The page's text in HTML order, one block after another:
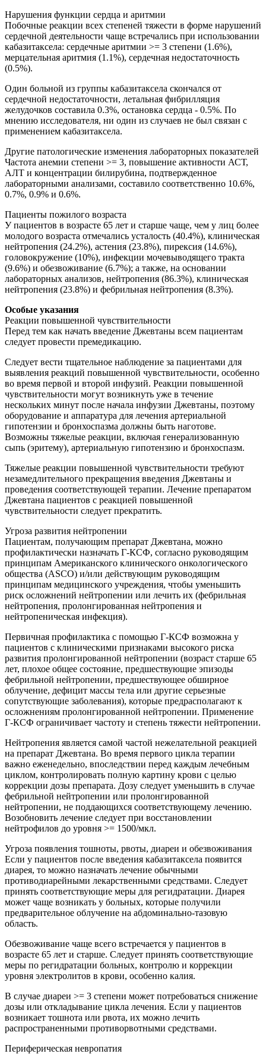
Нарушения функции сердца и аритмии
Побочные реакции всех степеней тяжести в форме нарушений
сердечной деятельности чаще встречались при использовании
кабазитаксела: сердечные аритмии >= 3 степени (1.6%),
мерцательная аритмия (1.1%), сердечная недостаточность
(0.5%).
Один больной из группы кабазитаксела скончался от
сердечной недостаточности, летальная фибрилляция
желудочков составила 0.3%, остановка сердца - 0.5%. По
мнению исследователя, ни один из случаев не был связан с
применением кабазитаксела.
Другие патологические изменения лабораторных показателей
Частота анемии степени >= 3, повышение активности АСТ,
АЛТ и концентрации билирубина, подтвержденное
лабораторными анализами, составило соответственно 10.6%,
0.7%, 0.9% и 0.6%.
Пациенты пожилого возраста
У пациентов в возрасте 65 лет и старше чаще, чем у лиц более
молодого возраста отмечались усталость (40.4%), клиническая
нейтропения (24.2%), астения (23.8%), пирексия (14.6%),
головокружение (10%), инфекции мочевыводящего тракта
(9.6%) и обезвоживание (6.7%); а также, на основании
лабораторных анализов, нейтропения (86.3%), клиническая
нейтропения (23.8%) и фебрильная нейтропения (8.3%).
Особые указания
Реакции повышенной чувствительности
Перед тем как начать введение Джевтаны всем пациентам
следует провести премедикацию.
Следует вести тщательное наблюдение за пациентами для
выявления реакций повышенной чувствительности, особенно
во время первой и второй инфузий. Реакции повышенной
чувствительности могут возникнуть уже в течение
нескольких минут после начала инфузии Джевтаны, поэтому
оборудование и аппаратура для лечения артериальной
гипотензии и бронхоспазма должны быть наготове.
Возможны тяжелые реакции, включая генерализованную
сыпь (эритему), артериальную гипотензию и бронхоспазм.
Тяжелые реакции повышенной чувствительности требуют
незамедлительного прекращения введения Джевтаны и
проведения соответствующей терапии. Лечение препаратом
Джевтана пациентов с реакцией повышенной
чувствительности следует прекратить.
Угроза развития нейтропении
Пациентам, получающим препарат Джевтана, можно
профилактически назначать Г-КСФ, согласно руководящим
принципам Американского клинического онкологического
общества (ASCO) и/или действующим руководящим
принципам медицинского учреждения, чтобы уменьшить
риск осложнений нейтропении или лечить их (фебрильная
нейтропения, пролонгированная нейтропения и
нейтропеническая инфекция).
Первичная профилактика с помощью Г-КСФ возможна у
пациентов с клиническими признаками высокого риска
развития пролонгированной нейтропении (возраст старше 65
лет, плохое общее состояние, предшествующие эпизоды
фебрильной нейтропении, предшествующее обширное
облучение, дефицит массы тела или другие серьезные
сопутствующие заболевания), которые предрасполагают к
осложнениям пролонгированной нейтропении. Применение
Г-КСФ ограничивает частоту и степень тяжести нейтропении.
Нейтропения является самой частой нежелательной реакцией
на препарат Джевтана. Во время первого цикла терапии
важно еженедельно, впоследствии перед каждым лечебным
циклом, контролировать полную картину крови с целью
коррекции дозы препарата. Дозу следует уменьшить в случае
фебрильной нейтропении или пролонгированной
нейтропении, не поддающихся соответствующему лечению.
Возобновить лечение следует при восстановлении
нейтрофилов до уровня >= 1500/мкл.
Угроза появления тошноты, рвоты, диареи и обезвоживания
Если у пациентов после введения кабазитаксела появится
диарея, то можно назначать лечение обычными
противодиарейными лекарственными средствами. Следует
принять соответствующие меры для регидратации. Диарея
может чаще возникать у больных, которые получили
предварительное облучение на абдоминально-тазовую
область.
Обезвоживание чаще всего встречается у пациентов в
возрасте 65 лет и старше. Следует принять соответствующие
меры по регидратации больных, контролю и коррекции
уровня электролитов в крови, особенно калия.
В случае диареи >= 3 степени может потребоваться снижение
дозы или откладывание цикла лечения. Если у пациентов
возникает тошнота или рвота, их можно лечить
распространенными противорвотными средствами.
Периферическая невропатия